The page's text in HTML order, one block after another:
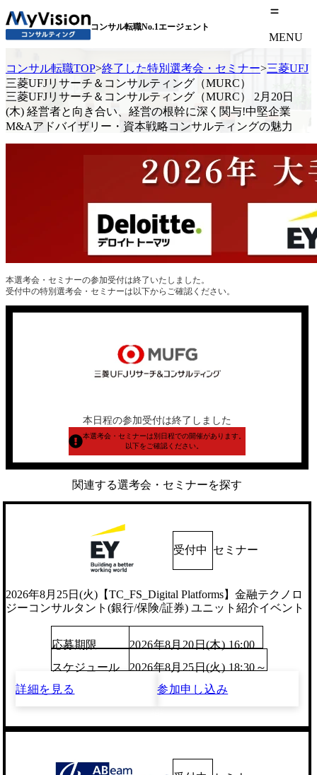
コンサル転職No.1エージェント
MENU
コンサル転職TOP>終了した特別選考会・セミナー>三菱UFJ
三菱UFJリサーチ＆コンサルティング（MURC）
三菱UFJリサーチ＆コンサルティング（MURC） 2月20日
(木) 経営者と向き合い、経営の根幹に深く関与!中堅企業
M&Aアドバイザリー・資本戦略コンサルティングの魅力
本選考会・セミナーの参加受付は終了いたしました。
受付中の特別選考会・セミナーは以下からご確認ください。
本日程の参加受付は終了しました
本選考会・セミナーは別日程での開催があります。
以下をご確認ください。
関連する選考会・セミナーを探す
受付中 セミナー
2026年8月25日(火)【TC_FS_Digital Platforms】金融テクノロ
ジーコンサルタント(銀行/保険/証券) ユニット紹介イベント
応募期限
2026年8月20日(木) 16:00
スケジュール
2026年8月25日(火) 18:30～
詳細を見る
参加申し込み